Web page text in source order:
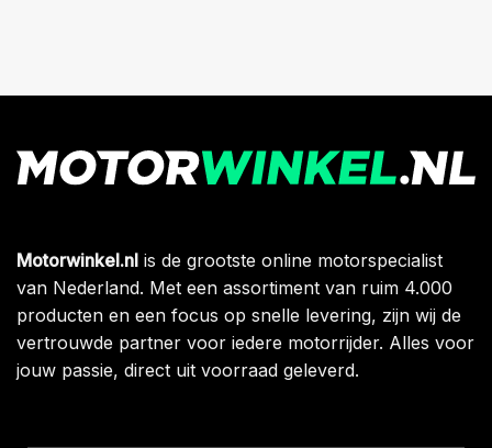
Motorwinkel.nl is de grootste online motorspecialist
van Nederland. Met een assortiment van ruim 4.000
producten en een focus op snelle levering, zijn wij de
vertrouwde partner voor iedere motorrijder. Alles voor
jouw passie, direct uit voorraad geleverd.